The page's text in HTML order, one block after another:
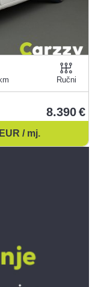
Ručni
8.390
EUR / mj.